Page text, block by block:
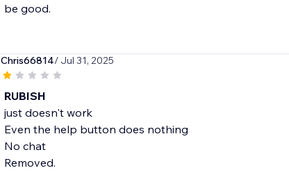
be good.
Chris66814/ Jul 31, 2025
RUBISH
just doesn't work
Even the help button does nothing
No chat
Removed.